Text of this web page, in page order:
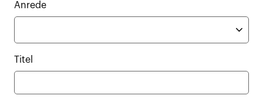
Anrede
Titel